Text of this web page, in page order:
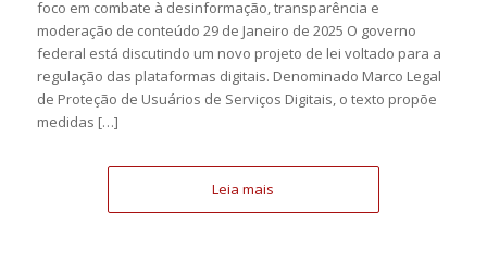
foco em combate à desinformação, transparência e
moderação de conteúdo 29 de Janeiro de 2025 O governo
federal está discutindo um novo projeto de lei voltado para a
regulação das plataformas digitais. Denominado Marco Legal
de Proteção de Usuários de Serviços Digitais, o texto propõe
medidas […]
Leia mais